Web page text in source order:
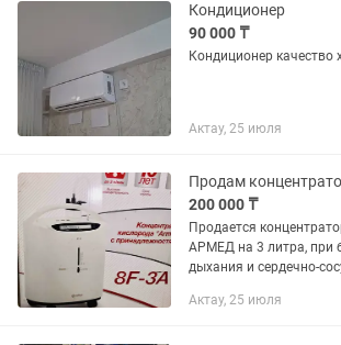
Кондиционер
90 000 ₸
Кондиционер качество
Актау, 25 июля
Продам
200 000 ₸
Продается
АРМЕД на 3 литра, при
дыхания и сердечно-
кислородные коктейли
Актау, 25 июля